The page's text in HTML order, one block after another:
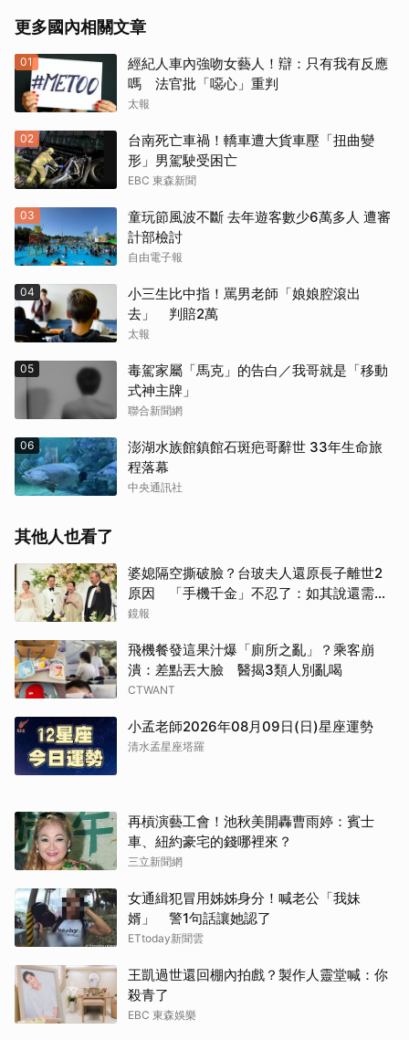
更多國內相關文章
01
經紀人車內強吻女藝人！辯：只有我有反應
嗎 法官批「噁心」重判
太報
02
台南死亡車禍！轎車遭大貨車壓「扭曲變
形」男駕駛受困亡
EBC 東森新聞
03
童玩節風波不斷 去年遊客數少6萬多人 遭審
計部檢討
自由電子報
04
小三生比中指！罵男老師「娘娘腔滾出
去」 判賠2萬
太報
05
毒駕家屬「馬克」的告白／我哥就是「移動
式神主牌」
聯合新聞網
06
澎湖水族館鎮館石斑疤哥辭世 33年生命旅
程落幕
中央通訊社
其他人也看了
婆媳隔空撕破臉？台玻夫人還原長子離世2
原因 「手機千金」不忍了：如其說還需要
離開嗎？
鏡報
飛機餐發這果汁爆「廁所之亂」？乘客崩
潰：差點丟大臉 醫揭3類人別亂喝
CTWANT
小孟老師2026年08月09日(日)星座運勢
清水孟星座塔羅
再槓演藝工會！池秋美開轟曹雨婷：賓士
車、紐約豪宅的錢哪裡來？
三立新聞網
女通緝犯冒用姊姊身分！喊老公「我妹
婿」 警1句話讓她認了
ETtoday新聞雲
王凱過世還回棚內拍戲？製作人靈堂喊：你
殺青了
EBC 東森娛樂